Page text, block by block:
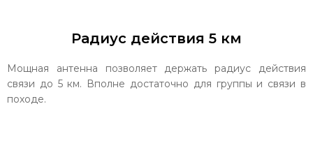
Радиус действия 5 км
Мощная антенна позволяет держать радиус действия
связи до 5 км. Вполне достаточно для группы и связи в
походе.